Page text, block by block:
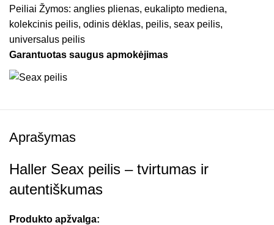
Peiliai Žymos: anglies plienas, eukalipto mediena,
kolekcinis peilis, odinis dėklas, peilis, seax peilis,
universalus peilis
Garantuotas saugus apmokėjimas
Aprašymas
Haller Seax peilis – tvirtumas ir
autentiškumas
Produkto apžvalga: